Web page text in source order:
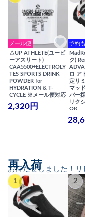
メール便
△UP ATHLETE(ユーピ
ーアスリート)
CAA5500+ELECTROLY
TES SPORTS DRINK
POWDER for
HYDRATION & T-
CYCLE ※メール便対応
2,320円
予約
ク)
ロ ア
定リ
マッ
バー
リク
OK
お待たせしました！
再入荷
1 2